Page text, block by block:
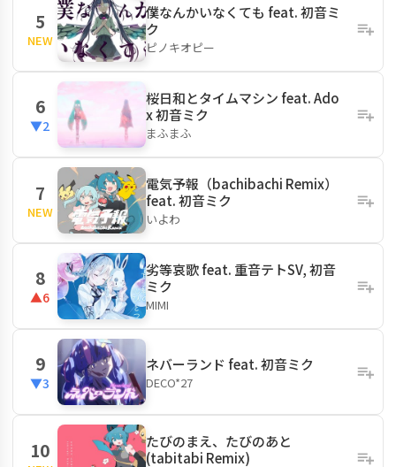
5
NEW
僕なんかいなくても feat. 初音ミ
ク
ピノキオピー
6
▼2
桜日和とタイムマシン feat. Ado
x 初音ミク
まふまふ
7
NEW
電気予報（bachibachi Remix）
feat. 初音ミク
いよわ
8
▲6
劣等哀歌 feat. 重音テトSV, 初音
ミク
MIMI
9
▼3
ネバーランド feat. 初音ミク
DECO*27
10
たびのまえ、たびのあと
(tabitabi Remix)